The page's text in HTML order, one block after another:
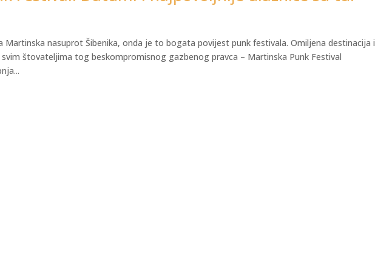
Martinska nasuprot Šibenika, onda je to bogata povijest punk festivala. Omiljena destinacija i
štovateljima tog beskompromisnog gazbenog pravca – Martinska Punk Festival